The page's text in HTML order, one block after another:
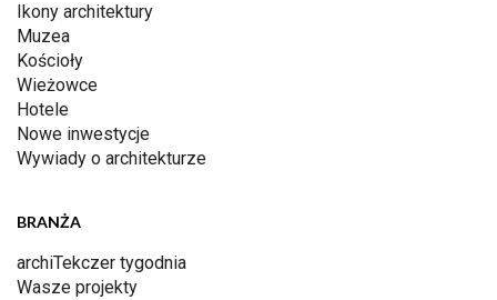
Ikony architektury
Muzea
Kościoły
Wieżowce
Hotele
Nowe inwestycje
Wywiady o architekturze
BRANŻA
archiTekczer tygodnia
Wasze projekty